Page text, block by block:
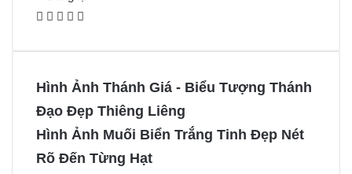
F
o
o
k
X P
r
e
s
M
s
n
g
e
n
g
e
Hình Ảnh Thánh Giá - Biểu Tượng Thánh
Đạo Đẹp Thiêng Liêng
Hình Ảnh Muối Biển Trắng Tinh Đẹp Nét
Rõ Đến Từng Hạt